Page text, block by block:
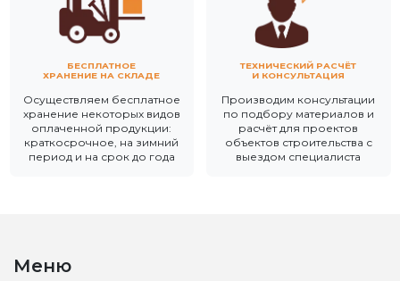
БЕСПЛАТНОЕ
ХРАНЕНИЕ НА СКЛАДЕ
Осуществляем бесплатное
хранение некоторых видов
оплаченной продукции:
краткосрочное, на зимний
период и на срок до года
ТЕХНИЧЕСКИЙ РАСЧЁТ
И КОНСУЛЬТАЦИЯ
Производим консультации
по подбору материалов и
расчёт для проектов
объектов строительства с
выездом специалиста
Меню